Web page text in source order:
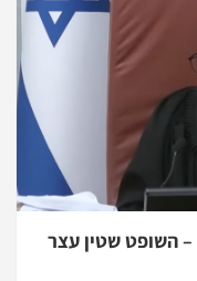
השופט שטין עצר